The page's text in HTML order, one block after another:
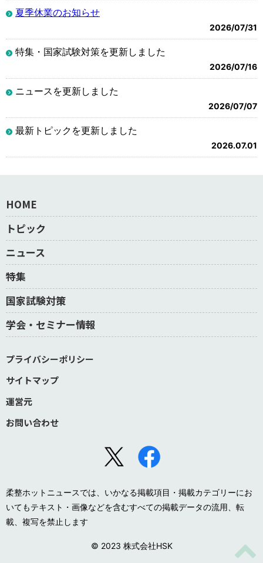
夏季休業のお知らせ
2026/07/31
特集・国家試験対策を更新しました
2026/07/16
ニュースを更新しました
2026/07/07
最新トピックを更新しました
2026.07.01
HOME
トピック
ニュース
特集
国家試験対策
学会・セミナー情報
プライバシーポリシー
サイトマップ
運営元
お問い合わせ
柔整ホットニュースでは、いかなる掲載項目・掲載カテゴリーにお
いてもテキスト・画像などを含むすべての掲載データの流用、転
載、複写を禁止します
© 2023 株式会社HSK